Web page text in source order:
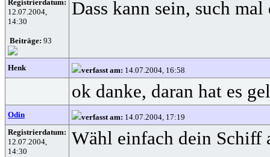
Registrierdatum:
12.07.2004,
14:30
Beiträge: 93
Dass kann sein, such
Henk verfasst am: 14.07.2004, 16:58
ok danke, daran hat es
Odin verfasst am: 14.07.2004, 17:19
Registrierdatum:
12.07.2004,
14:30
Wähl einfach dein Schiff